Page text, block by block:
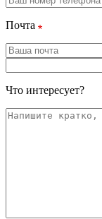
Почта
Что интересует?